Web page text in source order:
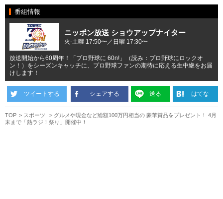
番組情報
ニッポン放送 ショウアップナイター
火-土曜 17:50〜／日曜 17:30〜
放送開始から60周年！「プロ野球に 60n!」（読み：プロ野球にロックオ
ン！）をシーズンキャッチに、プロ野球ファンの期待に応える生中継をお届
けします！
ツイートする シェアする 送る はてな
TOP スポーツ
グルメや現金など総額100万円相当の 豪華賞品をプレゼント！ 4月
末まで「熱ラジ！祭り」開催中！